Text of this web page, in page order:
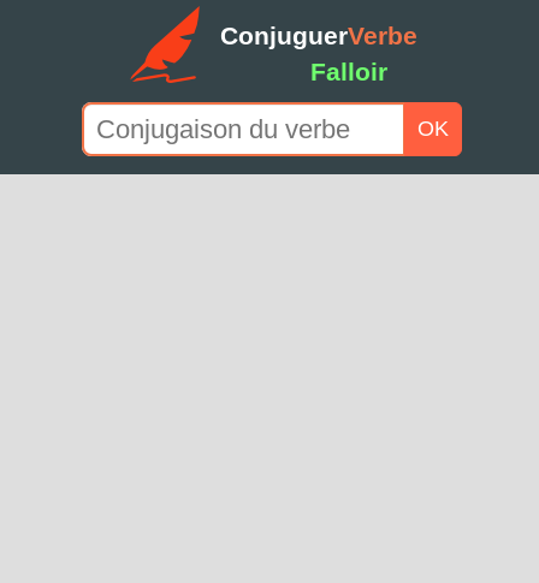
ConjuguerVerbe
Falloir
OK